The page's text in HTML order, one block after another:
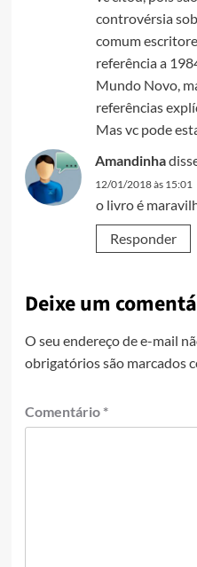
controvérsia
comum
referência a
Mundo Novo,
referências
Mas vc pode
Amandinha
12/01/2018 às 15:01
o livro é
Responder
Deixe um
O seu endereço de e-mail
obrigatórios são marcados
Comentário *